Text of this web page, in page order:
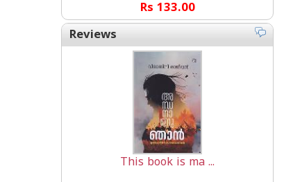
Rs 133.00
Reviews
This book is ma ...